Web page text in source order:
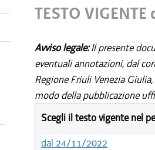
TESTO
Avviso legale:Il presente
eventuali annotazioni, dal
Regione Friuli Venezia
modo della pubblicazione
Scegli il testo vigente nel
dal 24/11/2022